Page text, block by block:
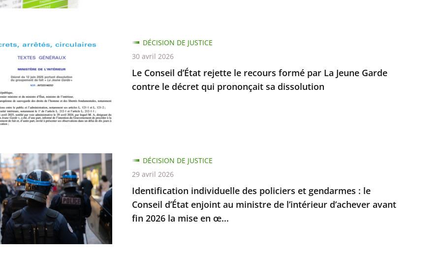
Le Conseil d’État rejette le recours formé par La Jeune Garde
contre le décret qui prononçait sa dissolution
DÉCISION DE JUSTICE
30 avril 2026
Identification individuelle des policiers et gendarmes : le
Conseil d’État enjoint au ministre de l’intérieur d’achever avant
fin 2026 la mise en œ...
DÉCISION DE JUSTICE
29 avril 2026